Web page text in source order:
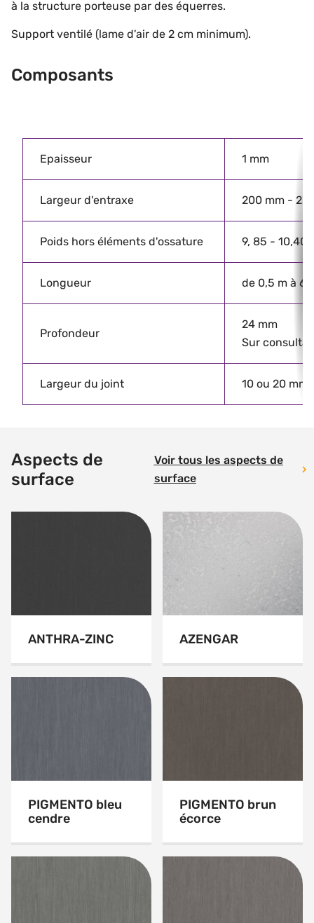
à la structure porteuse par des équerres.
Support ventilé (lame d'air de 2 cm minimum).
Composants
Epaisseur 1 mm
Largeur d'entraxe 200 mm -
Poids hors éléments d'ossature 9, 85 - 10,40
Longueur de 0,5 m à 6
Profondeur
24 mm
Sur
Largeur du joint 10 ou 20 mm
Aspects de
surface
Voir tous les aspects de
surface
ANTHRA-ZINC AZENGAR
PIGMENTO bleu
cendre
PIGMENTO brun
écorce